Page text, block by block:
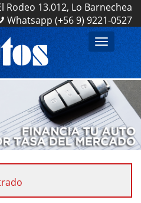
Rodeo 13.012, Lo Barnechea
Whatsapp (+56 9) 9221-0527
Rodeo 13.012, Lo Barnechea
Whatsapp (+56 9) 9221-0527
Toggle
navigation